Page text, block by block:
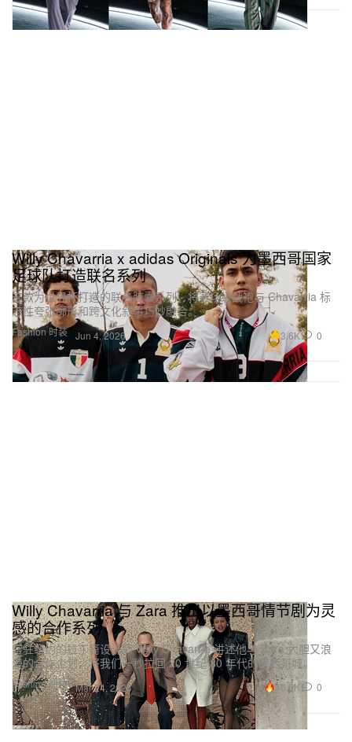
Fashion 时装
Willy Chavarria x adidas Originals 为墨西哥国家
足球队打造联名系列
这款为世界杯打造的联名胶囊系列，将赛场级战袍与 Chavarria 标
志性夸张廓形和跨文化叙事巧妙融合。
Jun 4, 2026 3.6K 0
Fashion 时装
Willy Chavarria 与 Zara 推出以墨西哥情节剧为灵
感的合作系列
常驻纽约的拉丁裔设计师 Willy Chavarria 讲述他与 Zara 大胆又浪
漫的合作企划，将我们一秒拉回 20 世纪 80 年代的墨西哥城。
Mar 24, 2026 16.6K 0